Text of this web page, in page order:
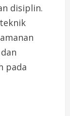
disiplin.
pada